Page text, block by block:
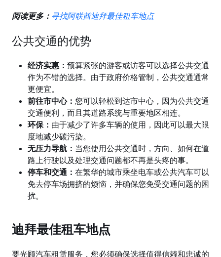
阅读更多： 寻找阿联酋迪拜最佳租车地点
公共交通的优势
经济实惠： 预算紧张的游客或访客可以选择公共交通
作为不错的选择。由于政府价格管制，公共交通通常
更便宜。
前往市中心： 您可以轻松到达市中心，因为公共交通
交通便利，而且其道路系统与重要地区相连。
环保： 由于减少了许多车辆的使用，因此可以最大限
度地减少碳污染。
无压力导航： 当您使用公共交通时，方向、如何在道
路上行驶以及处理交通问题都不再是头疼的事。
停车和交通： 在繁华的城市乘坐电车或公共汽车可以
免去停车场拥挤的烦恼，并确保您免受交通问题的困
扰。
迪拜最佳租车地点
要光顾汽车租赁服务，您必须确保选择值得信赖和忠诚的